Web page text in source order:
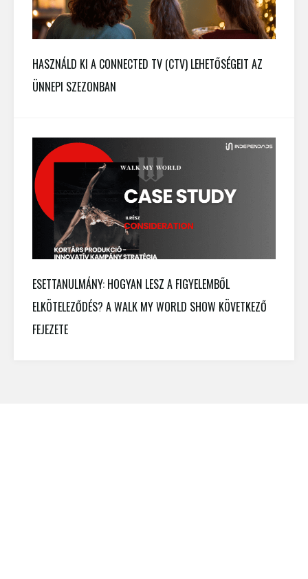
HASZNÁLD KI A CONNECTED TV (CTV) LEHETŐSÉGEIT AZ
ÜNNEPI SZEZONBAN
ESETTANULMÁNY: HOGYAN LESZ A FIGYELEMBŐL
ELKÖTELEZŐDÉS? A WALK MY WORLD SHOW KÖVETKEZŐ
FEJEZETE